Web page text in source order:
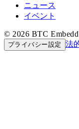
ニュース
イベント
© 2026 BTC
プライバシー設定 法